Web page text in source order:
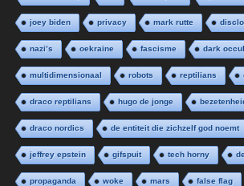
joey biden privacy mark rutte
nazi’s oekraine fascisme dark
multidimensionaal robots reptilians
draco reptilians hugo de jonge
draco nordics de entiteit die zichzelf god noemt
jeffrey epstein gifspuit tech horny
propaganda woke mars false flag